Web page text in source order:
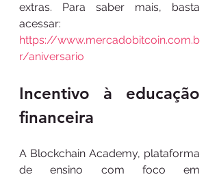
extras. Para saber mais, basta
https://www.mercadobitcoin.com.b
r/aniversario
Incentivo à educação
financeira
A Blockchain Academy, plataforma
de ensino com foco em